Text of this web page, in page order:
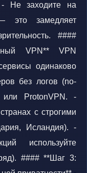
Не заходите на
это замедляет
####
VPN** VPN
одинаково
без логов (no-
или ProtonVPN. -
с строгими
Исландия). -
используйте
#### **Шаг 3: